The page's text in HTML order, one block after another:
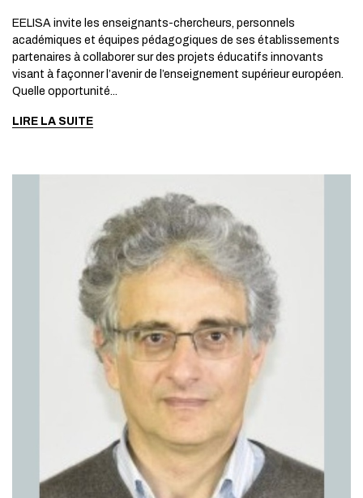
EELISA invite les enseignants-chercheurs, personnels
académiques et équipes pédagogiques de ses établissements
partenaires à collaborer sur des projets éducatifs innovants
visant à façonner l’avenir de l’enseignement supérieur européen.
Quelle opportunité...
LIRE LA SUITE